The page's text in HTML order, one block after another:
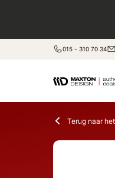
015 - 310 70 34
Terug naar